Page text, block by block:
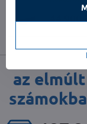
44 900
az